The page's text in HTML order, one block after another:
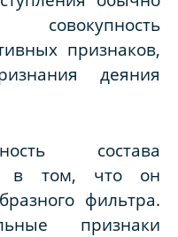
признаков,
деяния
состава
в том, что он
фильтра.
признаки